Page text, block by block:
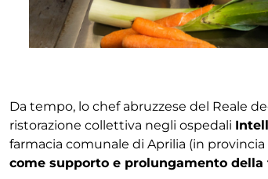
Da tempo, lo chef abruzzese del Reale
ristorazione collettiva negli ospedali
farmacia comunale di Aprilia (in
come supporto e prolungamento della